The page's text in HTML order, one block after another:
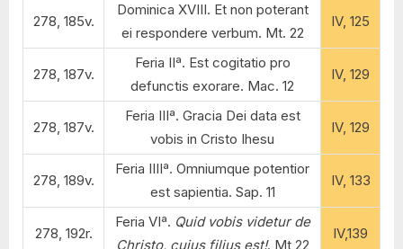
278, 185v.
Dominica XVIII. Et non poterant
ei respondere verbum. Mt. 22
IV, 125
278, 187v.
Feria IIª. Est cogitatio pro
defunctis exorare. Mac. 12
IV, 129
278, 187v.
Feria IIIª. Gracia Dei data est
vobis in Cristo Ihesu
IV, 129
278, 189v.
Feria IIIIª. Omniumque potentior
est sapientia. Sap. 11
IV, 133
278, 192r.
Feria VIª. Quid vobis videtur de
Christo, cuius filius est!. Mt 22
IV,139